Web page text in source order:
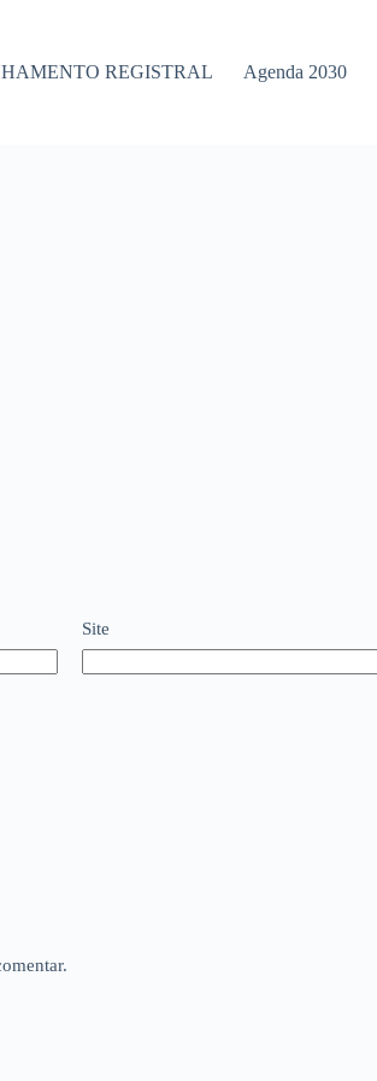
REGISTRAL Agenda 2030
Site